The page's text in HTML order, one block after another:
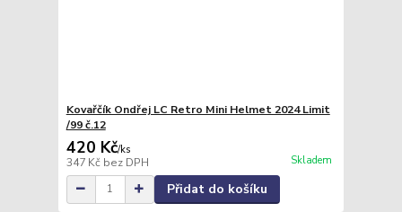
Kovařčík Ondřej LC Retro Mini Helmet 2024 Limit
/99 č.12
420 Kč/ks
347 Kč bez DPH Skladem
Přidat do košíku